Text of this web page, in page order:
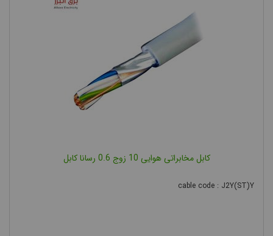
کابل مخابراتی هوایی 10 زوج 0.6 رسانا کابل
cable code : J2Y(ST)Y